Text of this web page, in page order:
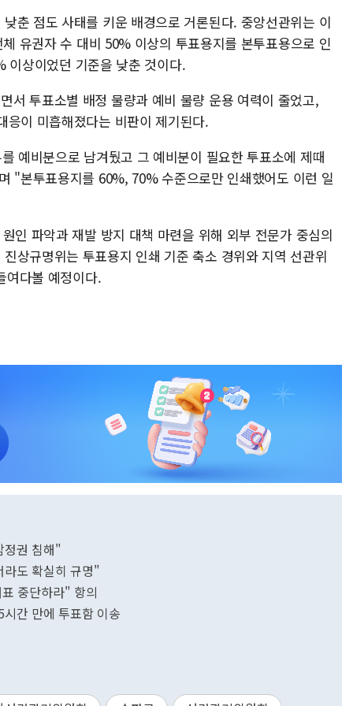
춘 점도 사태를 키운 배경으로 거론된다. 중앙선관위는 이
유권자 수 대비 50% 이상의 투표용지를 본투표용으로 인
이상이었던 기준을 낮춘 것이다.
서 투표소별 배정 물량과 예비 물량 운용 여력이 줄었고,
이 미흡해졌다는 비판이 제기된다.
예비분으로 남겨뒀고 그 예비분이 필요한 투표소에 제때
"본투표용지를 60%, 70% 수준으로만 인쇄했어도 이런 일
인 파악과 재발 방지 대책 마련을 위해 외부 전문가 중심의
상규명위는 투표용지 인쇄 기준 축소 경위와 지역 선관위
여다볼 예정이다.
권 침해"
도 확실히 규명"
중단하라" 항의
간 만에 투표함 이송